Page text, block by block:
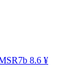
8.6 ¥